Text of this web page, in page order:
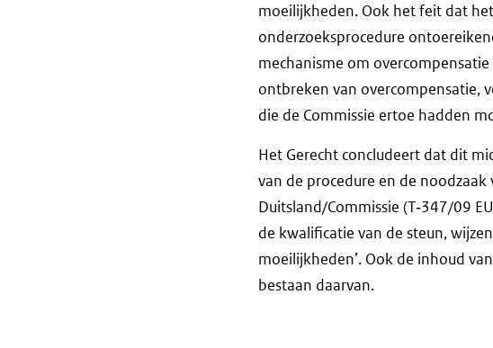
moeilijkheden. Ook het feit dat
onderzoeksprocedure
mechanisme om
ontbreken van overcompensatie,
die de Commissie ertoe hadden
Het Gerecht concludeert dat dit
van de procedure en de
Duitsland/Commissie (T‑347/09
de kwalificatie van de steun,
moeilijkheden’. Ook de inhoud
bestaan daarvan.